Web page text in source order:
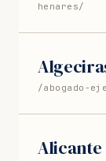
henares/
/abogado-
Alicante